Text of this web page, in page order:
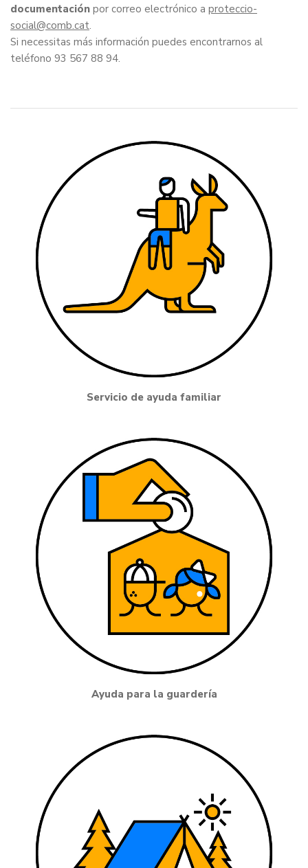
documentación por correo electrónico a proteccio-
social
.
Si necessitas más información puedes encontrarnos al
teléfono 93 567 88 94.
Servicio de ayuda familiar
Ayuda para la guardería